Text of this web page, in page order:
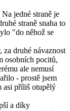
jedné straně je
straně snaha to
"do něhož se
druhé návaznost
osobních pocitů,
ale nemusí
- prostě jsem
asi příliš otupělý
a díky